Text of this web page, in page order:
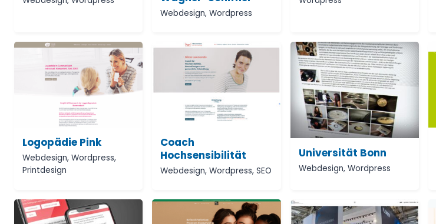
Webdesign,Wordpress
Logopädie Pink
Webdesign, Wordpress,
Printdesign
Coach
Hochsensibilität
Webdesign,Wordpress,SEO
Universität Bonn
Webdesign, Wordpress